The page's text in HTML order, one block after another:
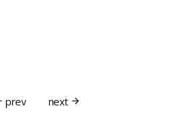
prev next